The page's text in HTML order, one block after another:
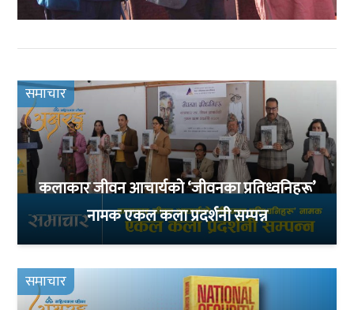
समाचार
कलाकार जीवन आचार्यको ‘जीवनका प्रतिध्वनिहरू’
नामक एकल कला प्रदर्शनी सम्पन्न
समाचार